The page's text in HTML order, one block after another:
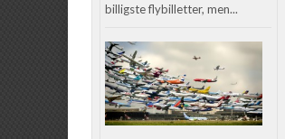
billigste flybilletter, men...